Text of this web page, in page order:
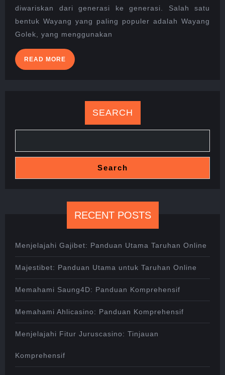
TENTANG
WAYANG
diwariskan dari generasi ke generasi. Salah satu
bentuk Wayang yang paling populer adalah Wayang
Golek, yang menggunakan
READ MORE READ
MORE
SEARCH
Search
RECENT POSTS
Menjelajahi Gajibet: Panduan Utama Taruhan Online
Majestibet: Panduan Utama untuk Taruhan Online
Memahami Saung4D: Panduan Komprehensif
Memahami Ahlicasino: Panduan Komprehensif
Menjelajahi Fitur Juruscasino: Tinjauan
Komprehensif